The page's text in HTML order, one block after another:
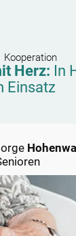
Kooperation
Herz: In
Einsatz